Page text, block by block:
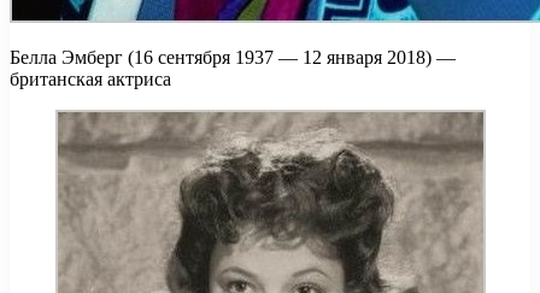
Белла Эмберг (16 сентября 1937 — 12 января 2018) —
британская актриса